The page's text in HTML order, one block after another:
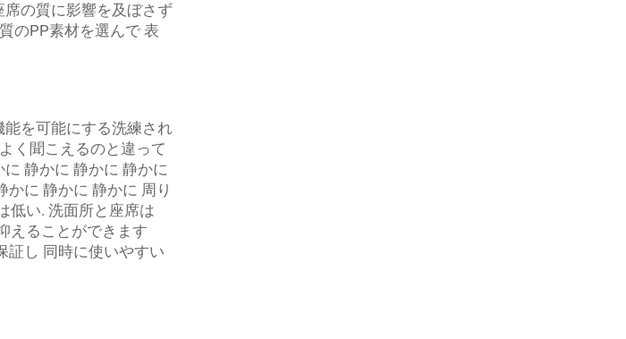
の質に影響を及ぼさず
のPP素材を選んで 表
を可能にする洗練され
く聞こえるのと違って
静かに 静かに 静かに
に 静かに 静かに 周り
低い. 洗面所と座席は
えることができます
証し 同時に使いやすい